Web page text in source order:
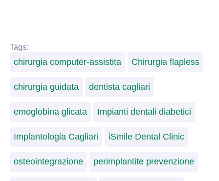
Tags:
chirurgia computer-assistita Chirurgia flapless
chirurgia guidata dentista cagliari
emoglobina glicata Impianti dentali diabetici
Implantologia Cagliari iSmile Dental Clinic
osteointegrazione perimplantite prevenzione